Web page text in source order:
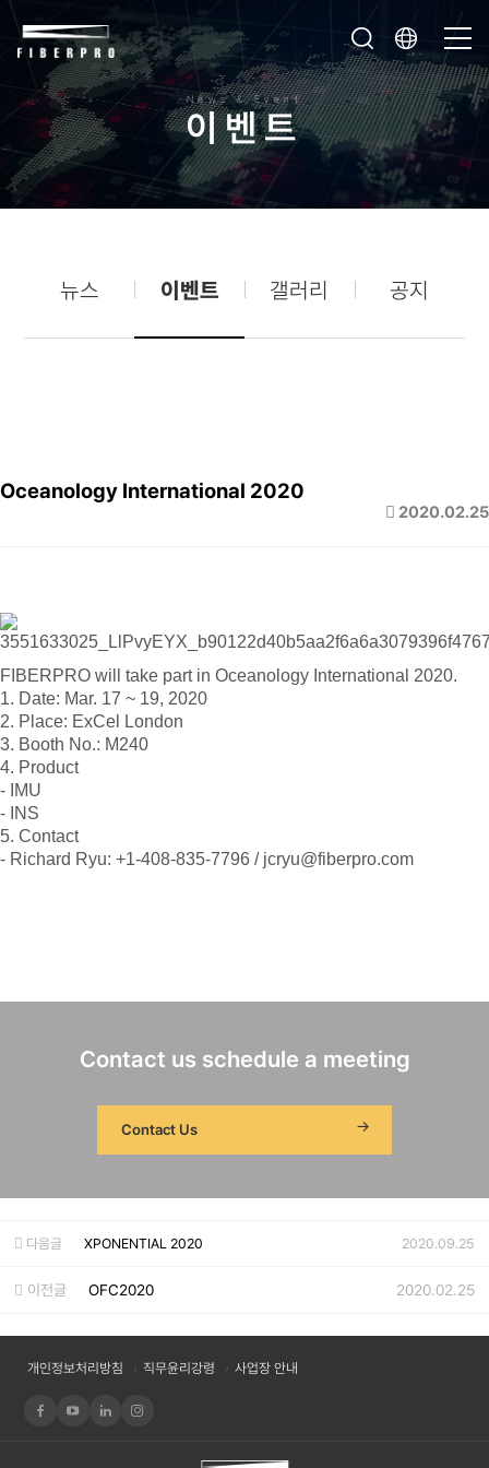
News & Event
이벤트
뉴스 이벤트 갤러리 공지
Oceanology International 2020
2020.02.25
FIBERPRO will take part in Oceanology International 2020.
1. Date: Mar. 17 ~ 19, 2020
2. Place: ExCel London
3. Booth No.: M240
4. Product
- IMU
- INS
5. Contact
- Richard Ryu: +1-408-835-7796 / jcryu@fiberpro.com
Contact us schedule a meeting
Contact Us
다음글 XPONENTIAL 2020 2020.09.25
이전글 OFC2020 2020.02.25
개인정보처리방침 직무윤리강령 사업장 안내